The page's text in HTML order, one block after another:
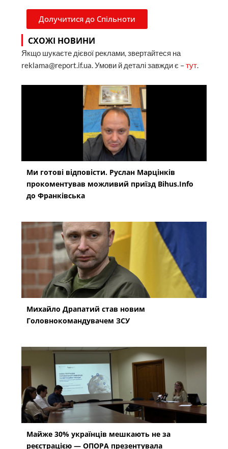
Долучитися до Спільноти
СХОЖІ НОВИНИ
Якщо шукаєте дієвої реклами, звертайтеся на
reklama@report.if.ua. Умови й деталі завжди є –тут.
Ми готові відповісти. Руслан Марцінків
прокоментував можливий приїзд Bihus.Info
до Франківська
Михайло Драпатий став новим
Головнокомандувачем ЗСУ
Майже 30% українців мешкають не за
реєстрацією — ОПОРА презентувала